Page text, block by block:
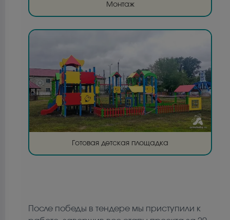
Монтаж
Готовая детская площадка
После победы в тендере мы приступили к